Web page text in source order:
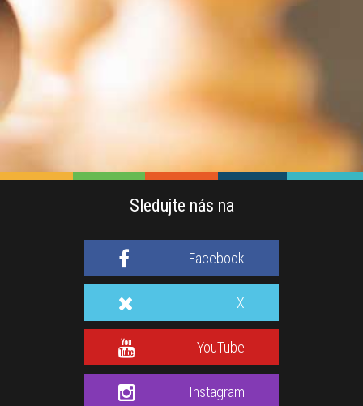
Sledujte nás na
Facebook
X
YouTube
Instagram